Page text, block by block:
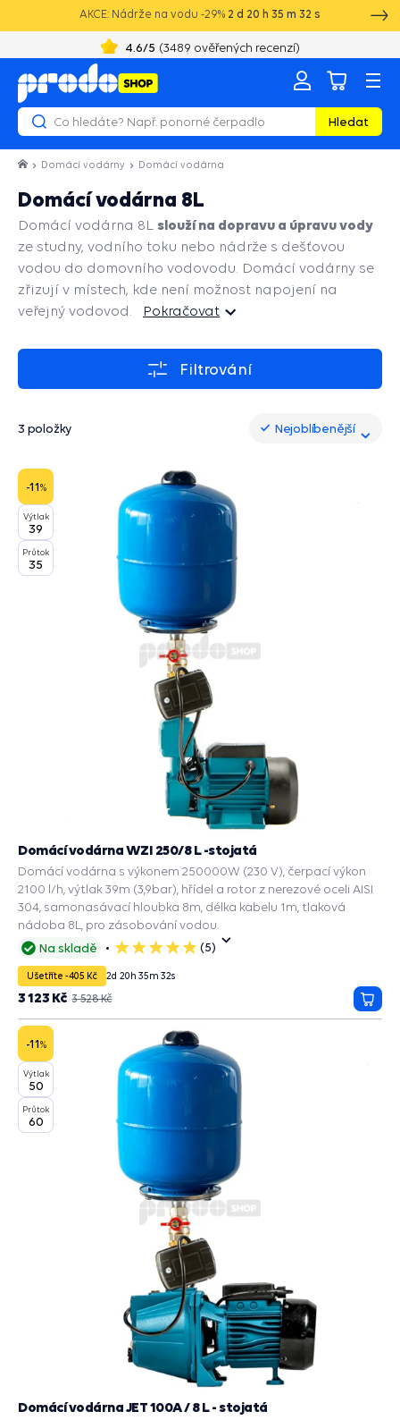
AKCE: Nádrže na vodu -29% 2 d 20 h 35 m 31 s
4.6/5 (2129ověřených recenzí)
Hledat
Domácí vodárny Domácí vodárna
Domácí vodárna 8L
Domácí vodárna 8L slouží na dopravu a úpravu vody
ze studny, vodního toku nebo nádrže s dešťovou
vodou do domovního vodovodu. Domácí vodárny se
zřizují v místech, kde není možnost napojení na
veřejný vodovod.
Pokračovat
Pokračovat
Filtrování
3 položky Nejoblíbenější
Nejoblíbenější
-11%
Výtlak
39
Průtok
35
Na skladě
5
(5)
Domácí vodárna WZI 250/8 L -stojatá
Domácí vodárna s výkonem 250000W (230 V), čerpací výkon
2100 l/h, výtlak 39m (3,9bar), hřídel a rotor z nerezové oceli AISI
304, samonasávací hloubka 8m, délka kabelu 1m, tlaková
nádoba 8L, pro zásobování vodou.
Ušetříte -405 Kč 2d 20h 35m 31s
3 528 Kč
3 123 Kč
do
-11%
Výtlak
50
Průtok
60
Domácí vodárna JET 100A / 8 L - stojatá